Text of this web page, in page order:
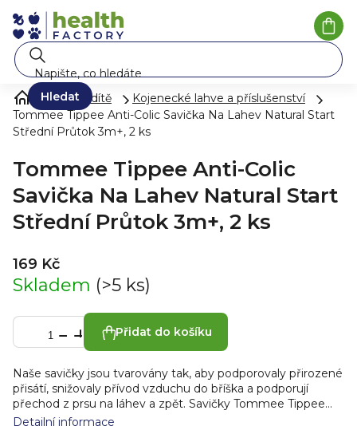
na
obsah
Hledat
Péče o dítě
Kojenecké lahve a příslušenství
Tommee Tippee Anti-Colic Savička Na Lahev Natural Start
Střední Průtok 3m+, 2 ks
Tommee Tippee Anti-Colic
Savička Na Lahev Natural Start
Střední Průtok 3m+, 2 ks
169 Kč
Skladem (>5 ks)
Přidat do košíku
Naše savičky jsou tvarovány tak, aby podporovaly přirozené
přisátí, snižovaly přívod vzduchu do bříška a podporují
přechod z prsu na láhev a zpět. Savičky Tommee Tippee
Natural Start jsou vybaveny inovativním antikolikovým
Detailní informace